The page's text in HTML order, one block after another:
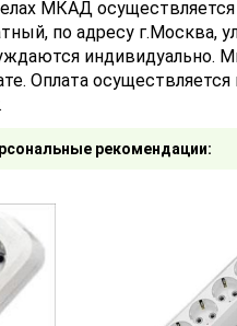
МКАД
по адресу г.Москва,
индивидуально.
Оплата
рекомендации: